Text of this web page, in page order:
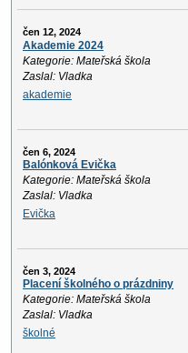
čen 12, 2024
Akademie 2024
Kategorie: Mateřská škola
Zaslal: Vladka
akademie
čen 6, 2024
Balónková Evička
Kategorie: Mateřská škola
Zaslal: Vladka
Evička
čen 3, 2024
Placení školného o prázdniny
Kategorie: Mateřská škola
Zaslal: Vladka
školné